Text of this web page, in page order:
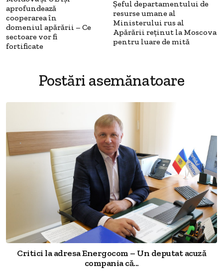
aprofundează
cooperarea în
domeniul apărării – Ce
sectoare vor fi
fortificate
Șeful departamentului de
resurse umane al
Ministerului rus al
Apărării reținut la Moscova
pentru luare de mită
Postări asemănatoare
Critici la adresa Energocom – Un deputat acuză
compania că...